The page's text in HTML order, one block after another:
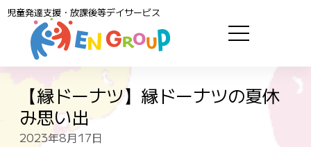
児童発達支援・放課後等デイサービス
【縁ドーナツ】縁ドーナツの夏休
み思い出
2023年8月17日